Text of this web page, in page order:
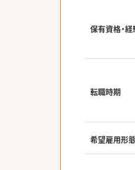
保有資格・経
転職時期
希望雇用形